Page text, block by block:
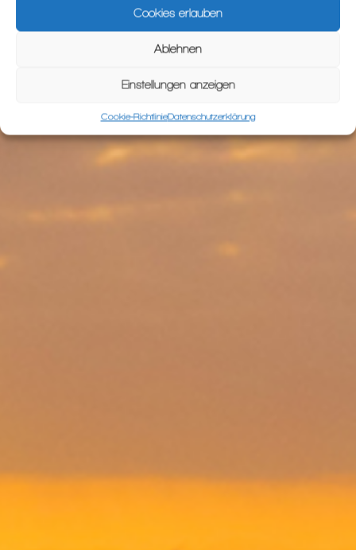
Cookies erlauben
Ablehnen
Einstellungen anzeigen
Cookie-RichtlinieDatenschutzerklärung